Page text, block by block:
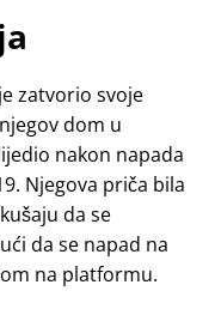
zatvorio svoje
dom u
nakon napada
Njegova priča bila
da se
da se napad na
na platformu.